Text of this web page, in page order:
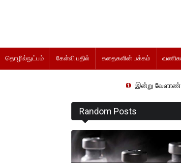
தொழில்நுட்பம் கேள்வி பதில் கதைகளின் பக்கம்
இன்று வேளாண்
Random Posts